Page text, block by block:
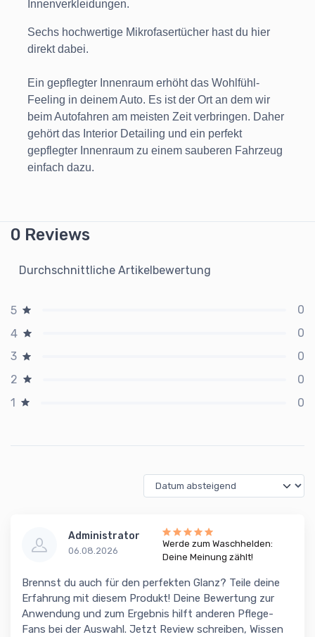
Innenverkleidungen.
Sechs hochwertige Mikrofasertücher hast du hier
direkt dabei.
Ein gepflegter Innenraum erhöht das Wohlfühl-
Feeling in deinem Auto. Es ist der Ort an dem wir
beim Autofahren am meisten Zeit verbringen. Daher
gehört das Interior Detailing und ein perfekt
gepflegter Innenraum zu einem sauberen Fahrzeug
einfach dazu.
0 Reviews
Durchschnittliche Artikelbewertung
5
0
4
0
3
0
2
0
1
0
Administrator
06.08.2026
Werde zum Waschhelden:
Deine Meinung zählt!
Brennst du auch für den perfekten Glanz? Teile deine
Erfahrung mit diesem Produkt! Deine Bewertung zur
Anwendung und zum Ergebnis hilft anderen Pflege-
Fans bei der Auswahl. Jetzt Review schreiben, Wissen